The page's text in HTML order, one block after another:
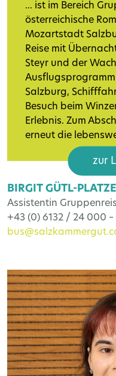
... ist im Bereich
österreichische
Mozartstadt
Reise mit
Steyr und der
Salzburg,
Besuch beim
Erlebnis. Zum
erneut die
zur
BIRGIT GÜTL-
Assistentin
+43 (0) 6132 / 24 000 –